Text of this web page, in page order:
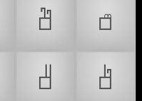
𝠐
𝠑
𝠕
𝠖